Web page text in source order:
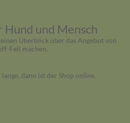
Hund und Mensch
Überblick über das Angebot von
Fell machen.
dann ist der Shop online.